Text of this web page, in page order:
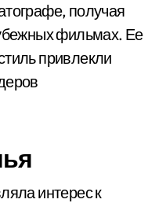
получая
фильмах. Ее
привлекли
интерес к